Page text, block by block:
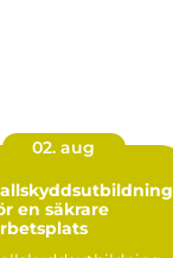
02. aug
en säkrare